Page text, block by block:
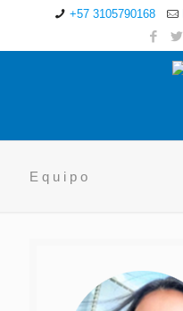
+57 3105790168
Equipo